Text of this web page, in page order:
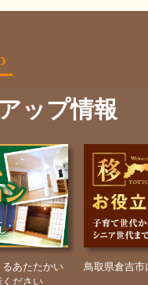
ップ情報
鳥取県倉吉市に移住したい方へ